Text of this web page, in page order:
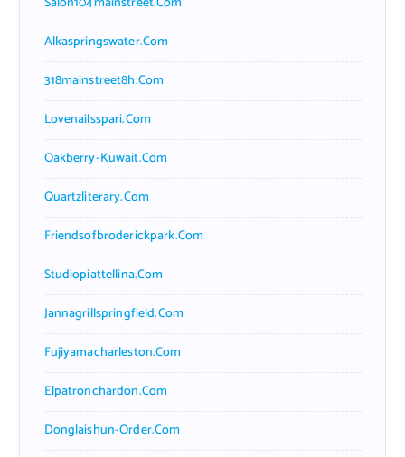
Alkaspringswater.com
318mainstreet8h.com
Lovenailsspari.com
Oakberry-Kuwait.com
Quartzliterary.com
Friendsofbroderickpark.com
Studiopiattellina.com
Jannagrillspringfield.com
Fujiyamacharleston.com
Elpatronchardon.com
Donglaishun-Order.com